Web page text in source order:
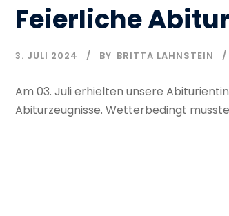
Feierliche
3. JULI 2024 BY BRITTA LAHNSTEIN
Am 03. Juli erhielten unsere
Abiturzeugnisse. Wetterbedingt